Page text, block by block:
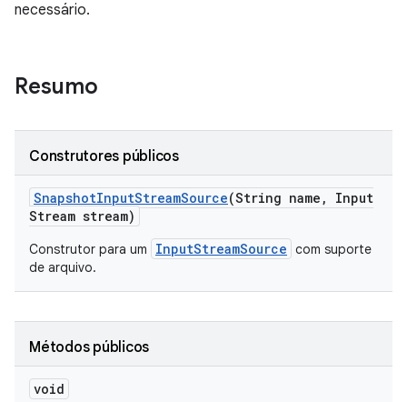
necessário.
Resumo
Construtores públicos
SnapshotInputStreamSource(String name ,
Input
Stream stream)
Construtor para um InputStreamSource com suporte
de arquivo.
Métodos públicos
void